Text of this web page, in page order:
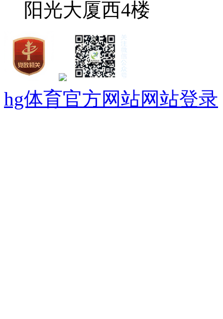
阳光大厦西4楼
hg体育官方网站网站登录